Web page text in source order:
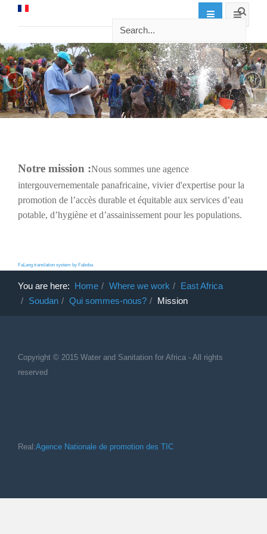
Notre mission :Nous sommes une agence
intergouvernementale panafricaine, vivier d'expertise pour la
promotion de l’accès durable et équitable aux services d’eau
potable, d’hygiène et d’assainissement pour les populations.
FaLang translation system by Faboba
You are here: Home Where we work
East Africa
Soudan
Qui sommes-nous? Mission
Copyright © 2015 Water and Sanitation for Africa - All rights
reserved
Real:Agence Nationale de promotion des TIC